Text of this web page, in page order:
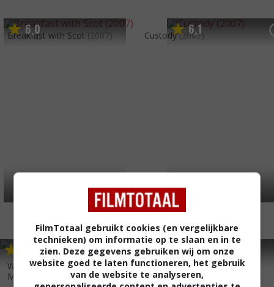
6,0
Breakfast with Scot (2007) 6,1
Custody (2007)
Why I Wore Lipstick to My
Mastectomy
(2006)
6,0
Cool Money (2005)
FilmTotaal gebruikt cookies (en vergelijkbare
technieken) om informatie op te slaan en in te
zien. Deze gegevens gebruiken wij om onze
website goed te laten functioneren, het gebruik
van de website te analyseren,